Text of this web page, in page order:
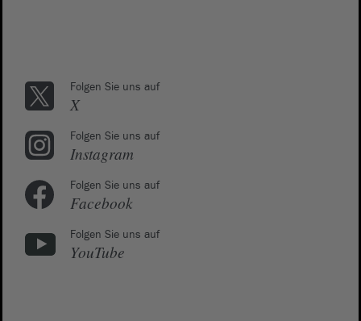
Folgen Sie uns auf
X
Folgen Sie uns auf
Instagram
Folgen Sie uns auf
Facebook
Folgen Sie uns auf
YouTube